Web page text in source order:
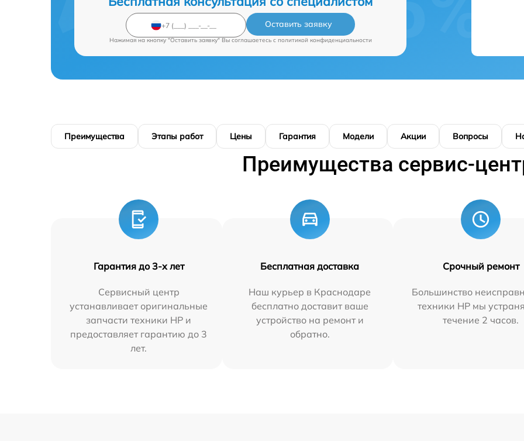
Оставить заявку
Нажимая на кнопку "Оставить заявку" Вы соглашаетесь c политикой конфиденциальности
Преимущества Этапы работ Цены Гарантия Модели Акции Вопросы
Преимущества сервис-
Гарантия до 3-х лет
Сервисный центр
устанавливает оригинальные
запчасти техники HP и
предоставляет гарантию до 3
лет.
Бесплатная доставка
Наш курьер в Краснодаре
бесплатно доставит ваше
устройство на ремонт и
обратно.
Срочный ремонт
Большинство
техники HP мы
течение 2 часов.